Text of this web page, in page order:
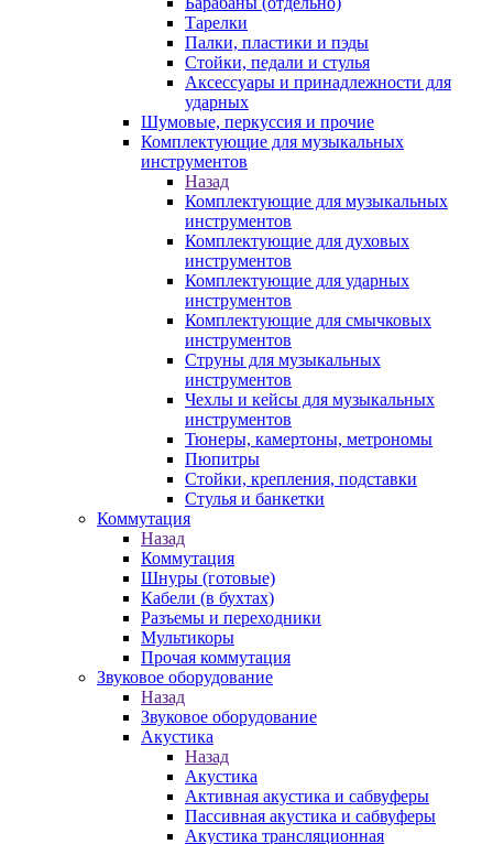
Тарелки
Палки, пластики и пэды
Стойки, педали и стулья
Аксессуары и принадлежности для
ударных
Шумовые, перкуссия и прочие
Комплектующие для музыкальных
инструментов
Назад
Комплектующие для музыкальных
инструментов
Комплектующие для духовых
инструментов
Комплектующие для ударных
инструментов
Комплектующие для смычковых
инструментов
Струны для музыкальных
инструментов
Чехлы и кейсы для музыкальных
инструментов
Тюнеры, камертоны, метрономы
Пюпитры
Стойки, крепления, подставки
Стулья и банкетки
Коммутация
Назад
Коммутация
Шнуры (готовые)
Кабели (в бухтах)
Разъемы и переходники
Мультикоры
Прочая коммутация
Звуковое оборудование
Назад
Звуковое оборудование
Акустика
Назад
Акустика
Активная акустика и сабвуферы
Пассивная акустика и сабвуферы
Акустика трансляционная